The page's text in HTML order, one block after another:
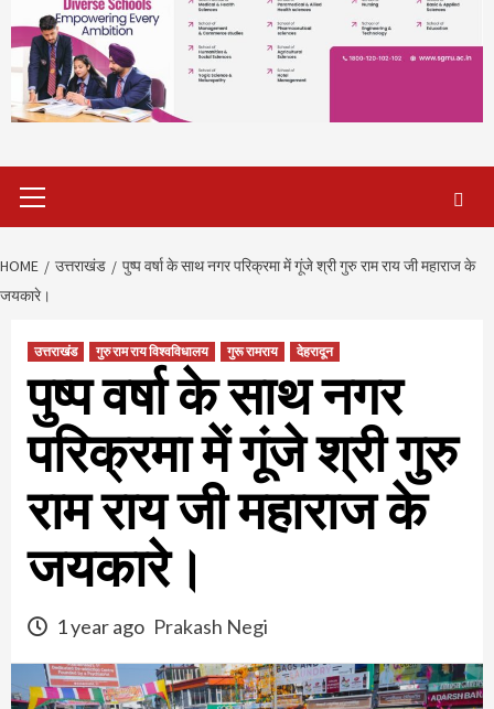
Menu
HOME उत्तराखंड
पुष्प वर्षा के साथ नगर परिक्रमा में गूंजे श्री गुरु राम राय जी महाराज के
जयकारे।
उत्तराखंड गुरु राम राय विश्वविधालय गुरू रामराय देहरादून
पुष्प वर्षा के साथ नगर
परिक्रमा में गूंजे श्री गुरु
राम राय जी महाराज के
जयकारे।
1 year ago Prakash Negi